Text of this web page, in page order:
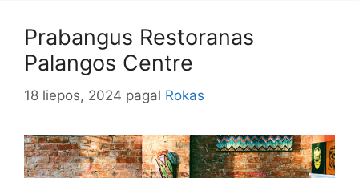
Prabangus Restoranas
Palangos Centre
18 liepos, 2024 pagal Rokas